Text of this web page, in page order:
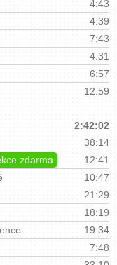
4:43
4:39
7:43
4:31
6:57
12:59
2:42:02
38:14
zdarma
12:41
10:47
21:29
18:19
19:34
7:48